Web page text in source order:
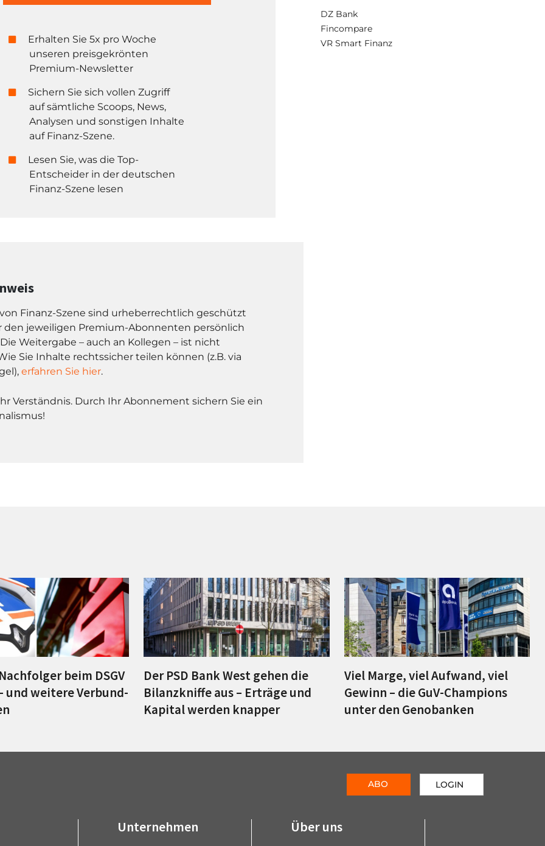
Erhalten Sie 5x pro Woche
unseren preisgekrönten
Premium-Newsletter
Sichern Sie sich vollen Zugriff
auf sämtliche Scoops, News,
Analysen und sonstigen Inhalte
auf Finanz-Szene.
Lesen Sie, was die Top-
Entscheider in der deutschen
Finanz-Szene lesen
Finanz-Szene sind urheberrechtlich geschützt
den jeweiligen Premium-Abonnenten persönlich
Weitergabe – auch an Kollegen – ist nicht
Sie Inhalte rechtssicher teilen können (z.B. via
erfahren Sie hier.
Verständnis. Durch Ihr Abonnement sichern Sie ein
DZ Bank
Fincompare
VR Smart Finanz
beim DSGV
und weitere Verbund-
Der PSD Bank West gehen die
Bilanzkniffe aus – Erträge und
Kapital werden knapper
Viel Marge, viel Aufwand, viel
Gewinn – die GuV-Champions
unter den Genobanken
Unternehmen Über uns
ABO LOGIN